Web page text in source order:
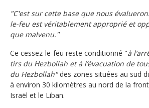
"C'est sur cette base que nous
le-feu est véritablement approprié et
que malvenu."
Ce cessez-le-feu reste conditionné "à
tirs du Hezbollah et à l’évacuation de
du Hezbollah"des zones situées au sud
à environ 30 kilomètres au nord de la
Israël et le Liban.